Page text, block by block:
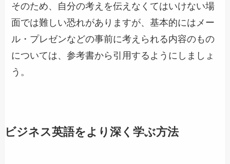
そのため、自分の考えを伝えなくてはいけない場
面では難しい恐れがありますが、基本的にはメー
ル・プレゼンなどの事前に考えられる内容のもの
については、参考書から引用するようにしましょ
う。
ビジネス英語をより深く学ぶ方法